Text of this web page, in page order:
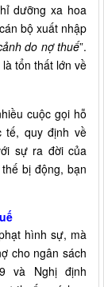
dưỡng xa hoa
bộ xuất nhập
do nợ thuế”.
tổn thất lớn về
cuộc gọi hỗ
tế, quy định về
sự ra đời của
bị động, bạn
hình sự, mà
cho ngân sách
và Nghị định